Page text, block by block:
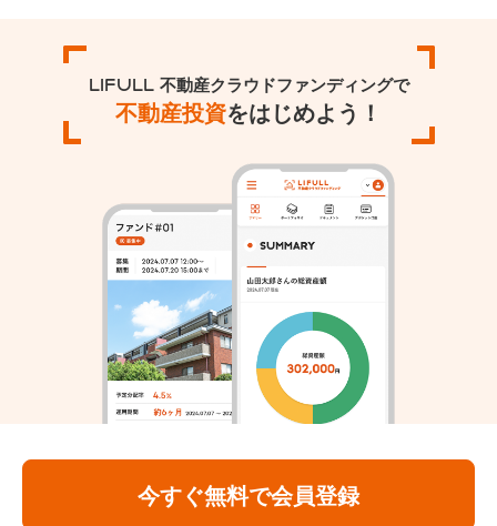
LIFULL 不動産クラウドファンディングで
不動産投資をはじめよう！
今すぐ無料で会員登録